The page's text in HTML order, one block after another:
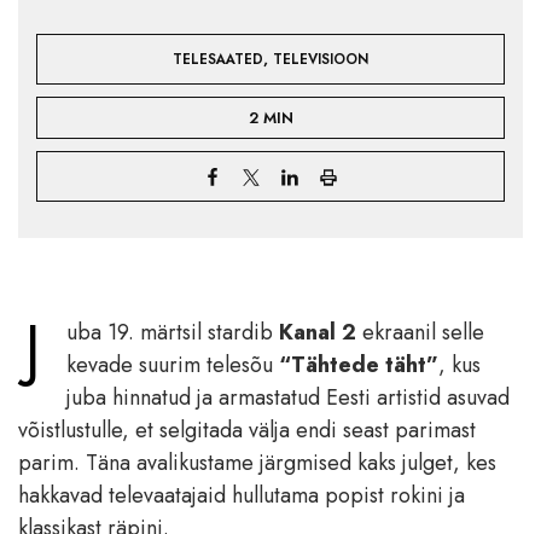
TELESAATED, TELEVISIOON
2 MIN
J uba 19. märtsil stardib Kanal 2 ekraanil selle
kevade suurim telesõu “Tähtede täht”, kus
juba hinnatud ja armastatud Eesti artistid asuvad
võistlustulle, et selgitada välja endi seast parimast
parim. Täna avalikustame järgmised kaks julget, kes
hakkavad televaatajaid hullutama popist rokini ja
klassikast räpini.